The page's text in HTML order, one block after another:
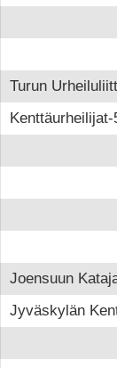
Turun
Kenttäurheilijat-
Joensuun
Jyväskylän